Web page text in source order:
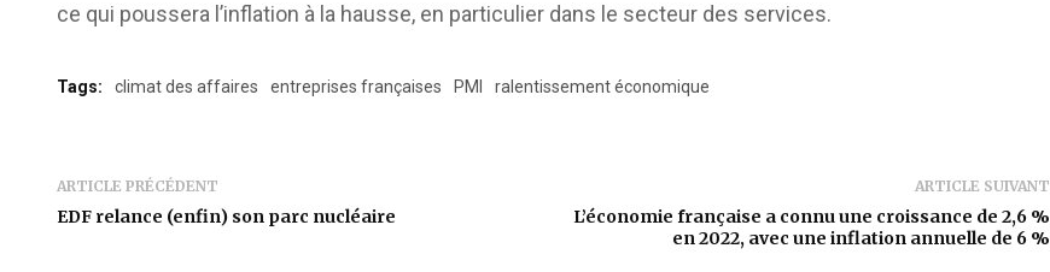
ce qui poussera l’inflation à la hausse, en particulier dans le secteur des services.
Tags: climat des affaires entreprises françaises PMI ralentissement économique
ARTICLE PRÉCÉDENT
EDF relance (enfin) son parc nucléaire
ARTICLE SUIVANT
L’économie française a connu une croissance de 2,6 %
en 2022, avec une inflation annuelle de 6 %